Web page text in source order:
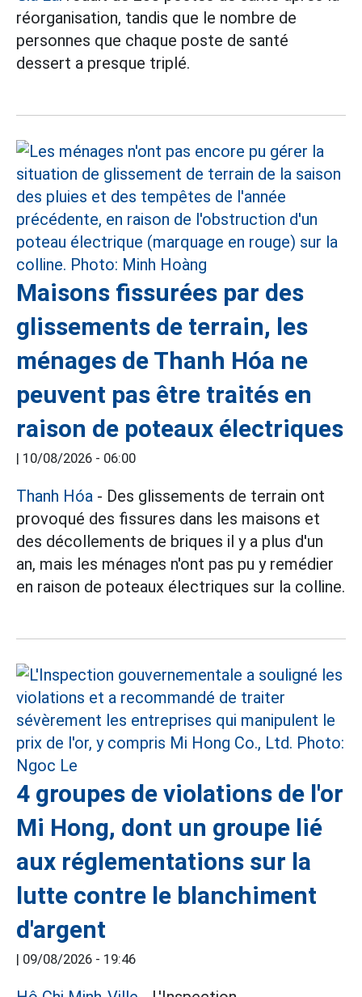
réorganisation, tandis que le nombre de
personnes que chaque poste de santé
dessert a presque triplé.
Maisons fissurées par des
glissements de terrain, les
ménages de Thanh Hóa ne
peuvent pas être traités en
raison de poteaux électriques
| 10/08/2026 - 06:00
Thanh Hóa - Des glissements de terrain ont
provoqué des fissures dans les maisons et
des décollements de briques il y a plus d'un
an, mais les ménages n'ont pas pu y remédier
en raison de poteaux électriques sur la colline.
4 groupes de violations de l'or
Mi Hong, dont un groupe lié
aux réglementations sur la
lutte contre le blanchiment
d'argent
| 09/08/2026 - 19:46